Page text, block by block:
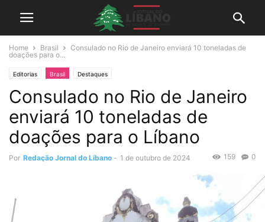
Home Brasil
Consulado no Rio de Janeiro enviará 10 toneladas de
doações para o...
Editorias Brasil Destaques
Consulado no Rio de Janeiro
enviará 10 toneladas de
doações para o Líbano
Por Redação Jornal do Líbano - 1 de outubro de 2024 0
159